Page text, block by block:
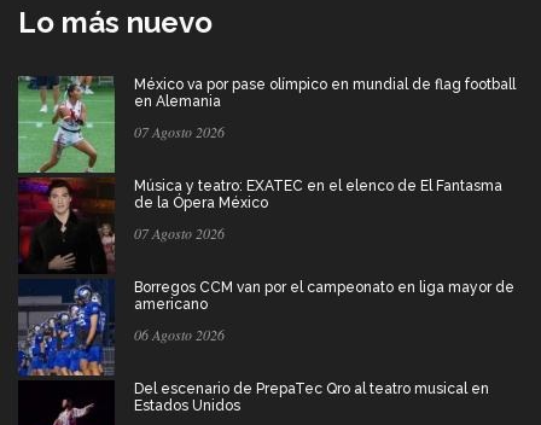
Lo más nuevo
México va por pase olímpico en mundial de flag football
en Alemania
07 Agosto 2026
Música y teatro: EXATEC en el elenco de El Fantasma
de la Ópera México
07 Agosto 2026
Borregos CCM van por el campeonato en liga mayor de
americano
06 Agosto 2026
Del escenario de PrepaTec Qro al teatro musical en
Estados Unidos